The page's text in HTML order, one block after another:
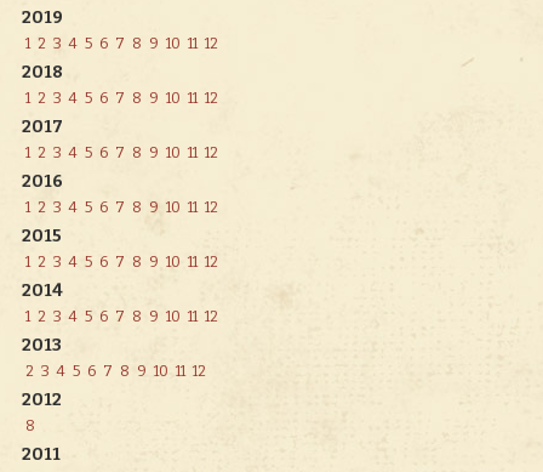
2019
1 2 3 4 5 6 7 8 9 10 11 12
2018
1 2 3 4 5 6 7 8 9 10 11 12
2017
1 2 3 4 5 6 7 8 9 10 11 12
2016
1 2 3 4 5 6 7 8 9 10 11 12
2015
1 2 3 4 5 6 7 8 9 10 11 12
2014
1 2 3 4 5 6 7 8 9 10 11 12
2013
2 3 4 5 6 7 8 9 10 11 12
2012
8
2011